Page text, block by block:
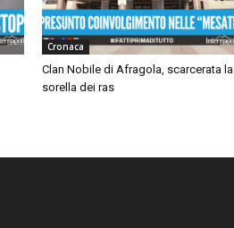
Cronaca
Clan Nobile di Afragola, scarcerata la
sorella dei ras